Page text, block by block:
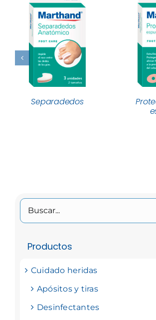
Separadedos
Productos
Cuidado heridas
Apósitos y tiras
Desinfectantes